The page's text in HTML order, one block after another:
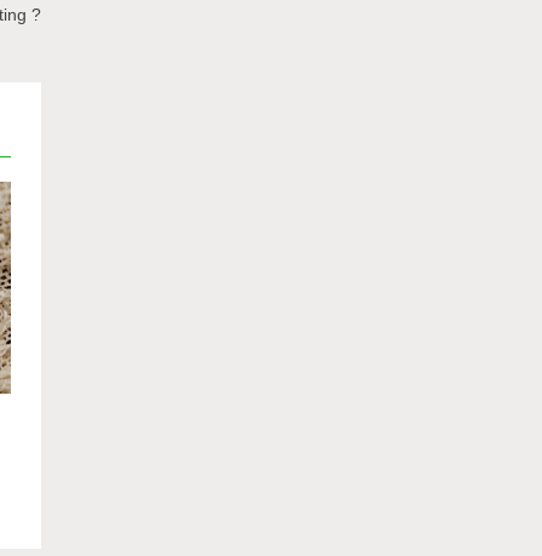
?